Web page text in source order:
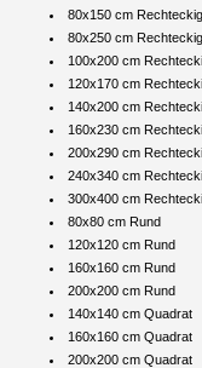
80x150 cm Rechteckig
80x250 cm Rechteckig
100x200 cm
120x170 cm
140x200 cm
160x230 cm
200x290 cm
240x340 cm
300x400 cm
80x80 cm Rund
120x120 cm Rund
160x160 cm Rund
200x200 cm Rund
140x140 cm Quadrat
160x160 cm Quadrat
200x200 cm Quadrat